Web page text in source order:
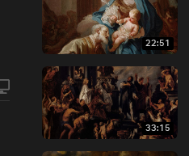
22:51
33:15